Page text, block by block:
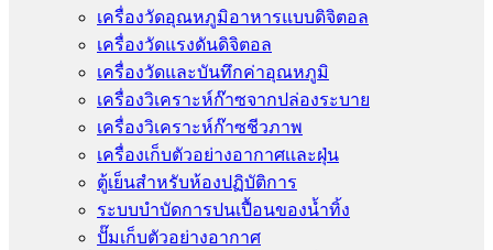
เครื่องวัดอุณหภูมิอาหารแบบดิจิตอล
เครื่องวัดแรงดันดิจิตอล
เครื่องวัดและบันทึกค่าอุณหภูมิ
เครื่องวิเคราะห์ก๊าซจากปล่องระบาย
เครื่องวิเคราะห์ก๊าซชีวภาพ
เครื่องเก็บตัวอย่างอากาศเเละฝุ่น
ตู้เย็นสำหรับห้องปฏิบัติการ
ระบบบำบัดการปนเปื้อนของน้ำทิ้ง
ปั๊มเก็บตัวอย่างอากาศ